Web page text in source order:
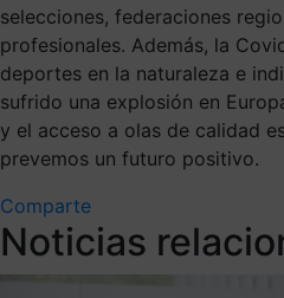
selecciones, federaciones
profesionales. Además, la
deportes en la naturaleza e
sufrido una explosión en
y el acceso a olas de calidad
prevemos un futuro positivo.
Comparte
Noticias